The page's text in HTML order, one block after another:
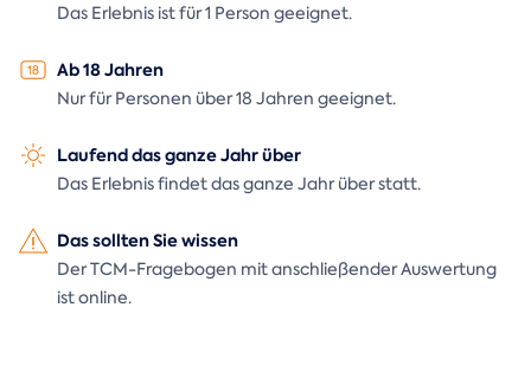
Das Erlebnis ist für 1 Person geeignet.
Ab 18 Jahren
Nur für Personen über 18 Jahren geeignet.
Laufend das ganze Jahr über
Das Erlebnis findet das ganze Jahr über statt.
Das sollten Sie wissen
Der TCM-Fragebogen mit anschließender Auswertung
ist online.